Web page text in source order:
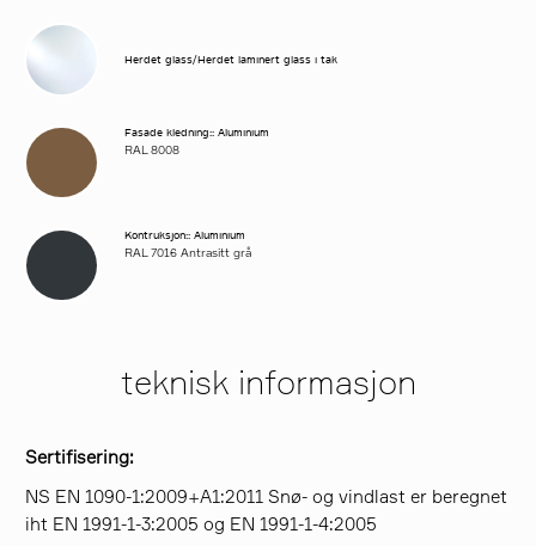
Herdet glass/Herdet laminert glass i tak
Fasade kledning:: Aluminium
RAL 8008
Kontruksjon:: Aluminium
RAL 7016 Antrasitt grå
teknisk informasjon
Sertifisering:
NS EN 1090-1:2009+A1:2011 Snø- og vindlast er beregnet
iht EN 1991-1-3:2005 og EN 1991-1-4:2005